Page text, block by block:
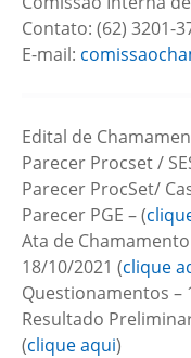
Contato: (62) 3201-
E-mail:
Edital de
Parecer Procset /
Parecer ProcSet/
Parecer PGE – (
Ata de
18/10/2021 (clique
Questionamentos –
Resultado
(clique aqui)